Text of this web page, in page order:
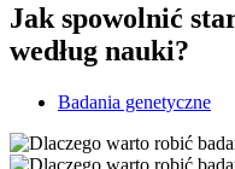
Jak spowolnić
według nauki?
Badania genetyczne